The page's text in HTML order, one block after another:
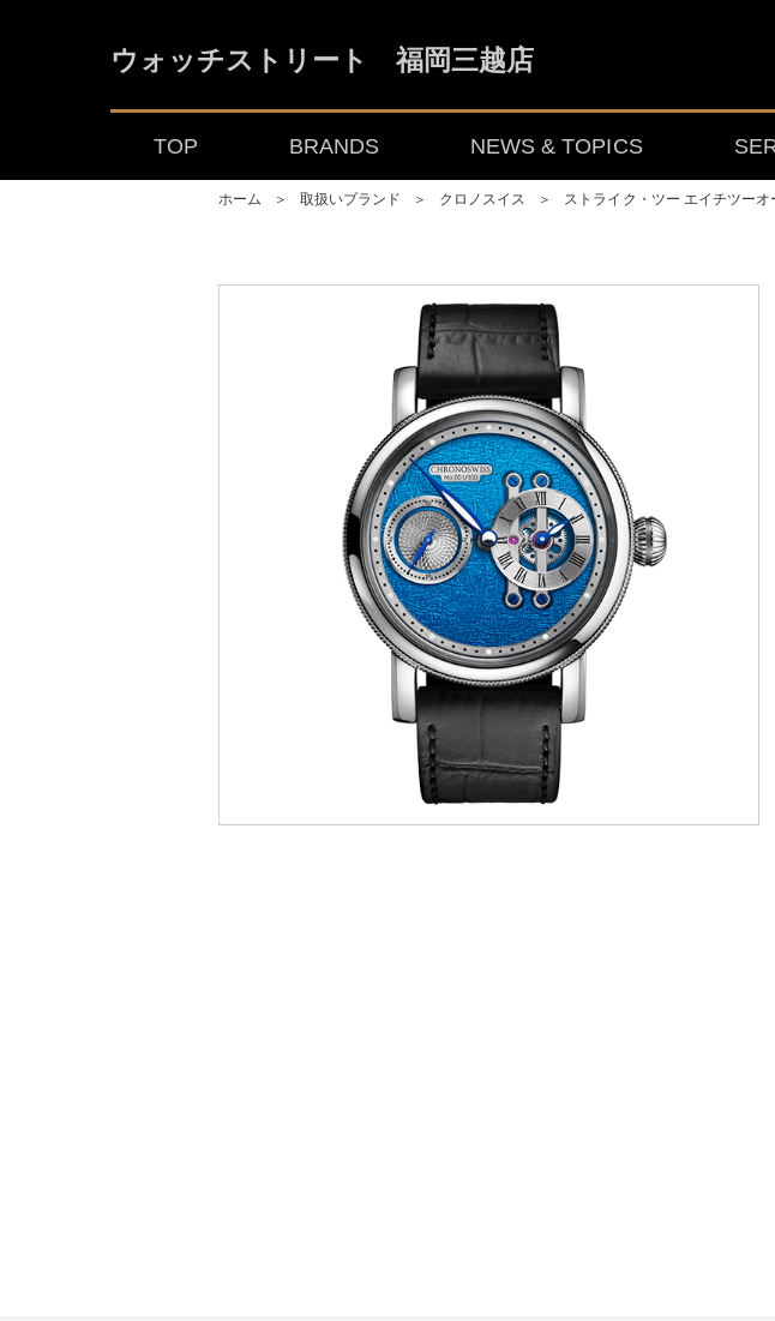
ウォッチストリート 福岡三越店
TOP BRANDS NEWS & TOPICS
ホーム ＞ 取扱いブランド ＞ クロノスイス ＞ ストライク・ツー エイチツーオ